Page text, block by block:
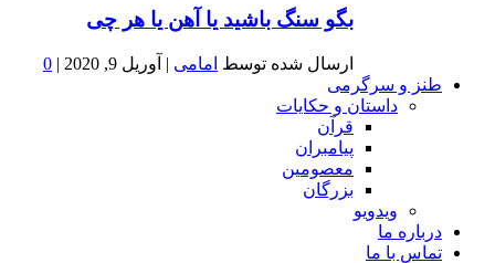
بگو سنگ باشید یا آهن یا هر چی
ارسال شده توسط امامی | آوریل 9, 2020 |
0
طنز و سرگرمی
داستان و حکایات
قرآن
پیامبران
معصومین
بزرگان
ویدویو
درباره ما
تماس با ما